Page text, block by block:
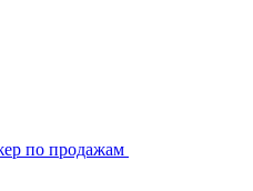
по продажам